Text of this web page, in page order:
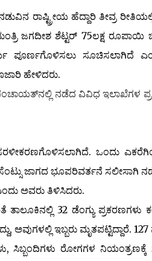
ರಾಷ್ಟ್ರೀಯ ಹೆದ್ದಾರಿ ತೀವ್ರ
ಜಗದೀಶ ಶೆಟ್ಟರ್ 75ಲಕ್ಷ ರೂಪಾಯಿ
ಪೂರ್ಣಗೊಳಿಸಲು ಸೂಚಿಸಲಾಗಿದೆ
ಹೇಳಿದರು.
ಪಂಚಾಯತ್‌ನಲ್ಲಿ ನಡೆದ ವಿವಿಧ ಇಲಾಖೆಗಳ
ಒಂದು
ಜಾಗದ ಭೂಪರಿವರ್ತನೆ ಸಲೀಸಾಗಿ
ಅವರು ತಿಳಿಸಿದರು.
32 ಡೆಂಗ್ಯು ಪ್ರಕರಣಗಳು
ಅವುಗಳಲ್ಲಿ ಇಬ್ಬರು ಮೃತಪಟ್ಟಿದ್ದಾರೆ.
ಸಿಬ್ಬಂದಿಗಳು ರೋಗಗಳ ನಿಯಂತ್ರಣಕ್ಕೆ